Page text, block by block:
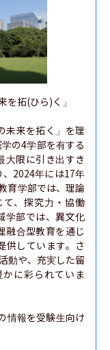
を拓(ひら)く」
未来を拓く」を理
の4学部を有する
大限に引き出すき
2024年には17年
育学部では、理論
、探究力・協働
学部では、異文化
融合型教育を通じ
供しています。さ
動や、充実した留
に彩られていま
情報を受験生向け